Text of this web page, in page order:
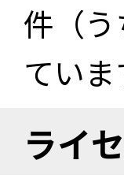
件（
ていま
ライ